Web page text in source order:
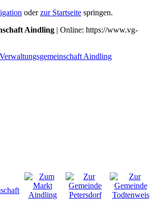
oderzur Startseite springen.
Aindling | Online: https://www.vg-